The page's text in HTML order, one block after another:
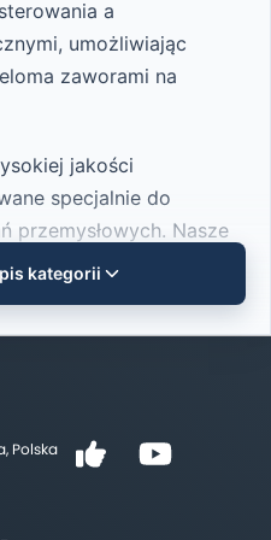
a
umożliwiając
zaworami na
jakości
specjalnie do
przemysłowych. Nasze
SF wyróżniają się
centymetr ma
kategorii
Polska